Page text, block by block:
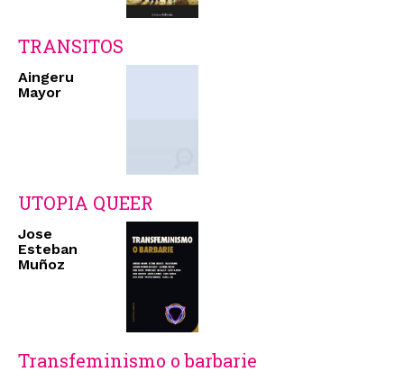
TRANSITOS
Aingeru
Mayor
UTOPIA QUEER
Jose
Esteban
Muñoz
Transfeminismo o barbarie